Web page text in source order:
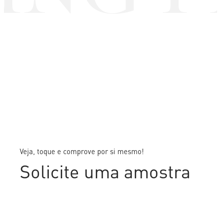
Veja, toque e comprove por si mesmo!
Solicite uma amostra